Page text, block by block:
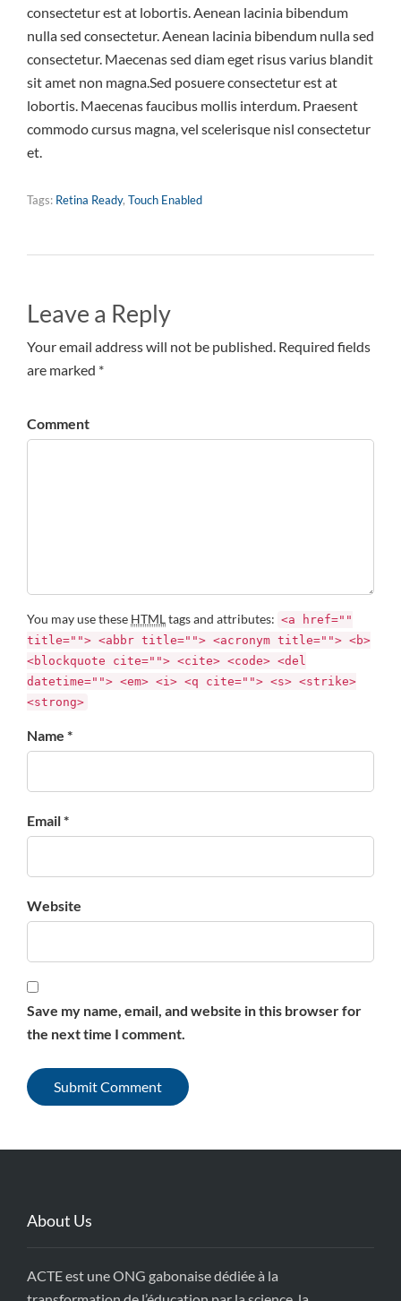
consectetur est at lobortis. Aenean lacinia bibendum
nulla sed consectetur. Aenean lacinia bibendum nulla sed
consectetur. Maecenas sed diam eget risus varius blandit
sit amet non magna.Sed posuere consectetur est at
lobortis. Maecenas faucibus mollis interdum. Praesent
commodo cursus magna, vel scelerisque nisl consectetur
et.
Tags: Retina Ready, Touch Enabled
Leave a Reply
Your email address will not be published. Required fields
are marked *
Comment
You may use these HTMLtags and attributes: <a href=""
title=""> <abbr title=""> <acronym title=""> <b>
<blockquote cite=""> <cite> <code> <del
datetime=""> <em> <i> <q cite=""> <s> <strike>
<strong>
Name *
Email *
Website
Save my name, email, and website in this browser for
the next time I comment.
About Us
ACTE est une ONG gabonaise dédiée à la